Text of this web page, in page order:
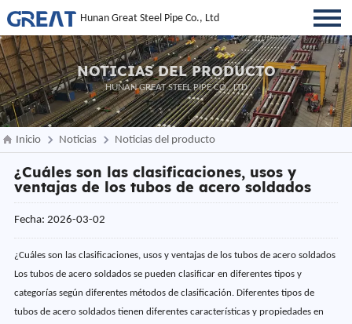
Hunan Great Steel Pipe Co., Ltd
NOTICIAS DEL PRODUCTO
HUNAN GREAT STEEL PIPE CO., LTD
Inicio Noticias Noticias del producto
¿Cuáles son las clasificaciones, usos y
ventajas de los tubos de acero soldados
Fecha: 2026-03-02
¿Cuáles son las clasificaciones, usos y ventajas de los tubos de acero soldados
Los tubos de acero soldados se pueden clasificar en diferentes tipos y
categorías según diferentes métodos de clasificación. Diferentes tipos de
tubos de acero soldados tienen diferentes características y propiedades en